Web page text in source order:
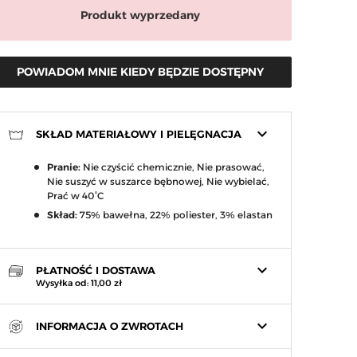
Następny
Produkt wyprzedany
POWIADOM MNIE KIEDY BĘDZIE DOSTĘPNY
keyboard_arrow_down
SKŁAD MATERIAŁOWY I PIELĘGNACJA
Pranie: Nie czyścić chemicznie, Nie prasować,
Nie suszyć w suszarce bębnowej, Nie wybielać,
Prać w 40°C
Skład: 75% bawełna, 22% poliester, 3% elastan
keyboard_arrow_down
PŁATNOŚĆ I DOSTAWA
Wysyłka od: 11,00 zł
keyboard_arrow_down
INFORMACJA O ZWROTACH